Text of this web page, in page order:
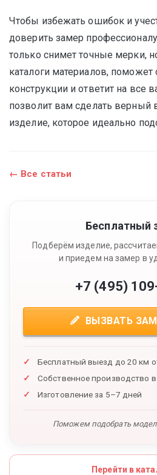
Чтобы избежать ошибок и
доверить замер
только снимет точные мерки,
каталоги материалов, поможет
конструкции и ответит на все
позволит вам сделать верный
изделие, которое идеально
← Все статьи
Бесплатный
Подберём изделие,
и приедем на замер в
+7 (495)
ВЫЗВАТЬ
Бесплатный выезд до 20 км
Собственное производство
Изготовление за 5–7 дней
Поможем подобрать
Перейти в